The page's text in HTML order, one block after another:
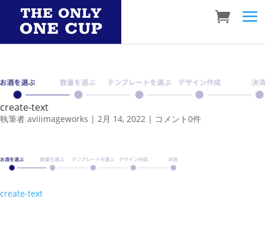
create-text
執筆者 aviiimageworks | 2月 14, 2022 | コメント0件
create-text